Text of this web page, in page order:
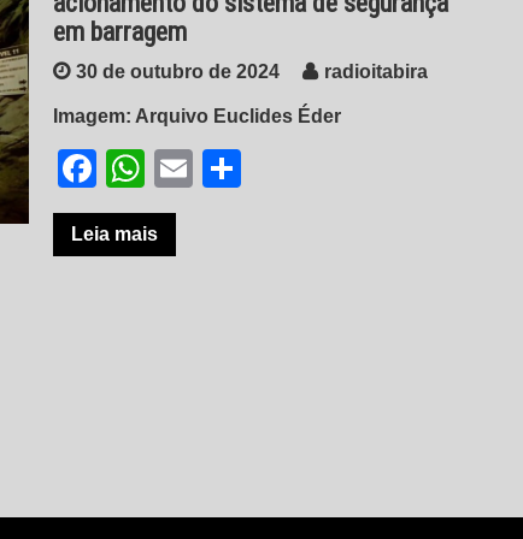
em barragem
30 de outubro de 2024 radioitabira
Imagem: Arquivo Euclides Éder
Facebook
WhatsApp
Email
Leia mais